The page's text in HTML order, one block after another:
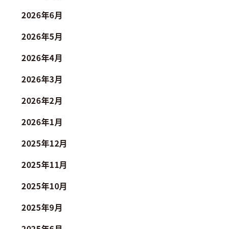
2026年6月
2026年5月
2026年4月
2026年3月
2026年2月
2026年1月
2025年12月
2025年11月
2025年10月
2025年9月